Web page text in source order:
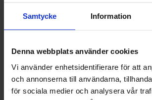
Samtycke Information
Denna webbplats använder cookies
Vi använder enhetsidentifierare för att
och annonserna till användarna,
för sociala medier och analysera vår
Weirds Raspberry Cola & Pink